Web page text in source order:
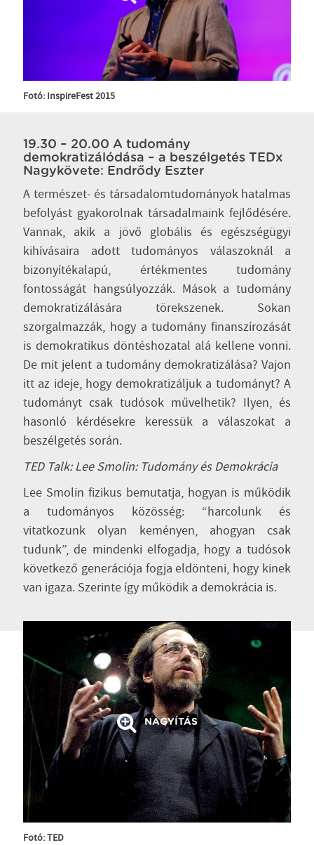
Fotó: InspireFest 2015
19.30 – 20.00 A tudomány
demokratizálódása – a beszélgetés TEDx
Nagykövete: Endrődy Eszter
A természet- és társadalomtudományok hatalmas
befolyást gyakorolnak társadalmaink fejlődésére.
Vannak, akik a jövő globális és egészségügyi
kihívásaira adott tudományos válaszoknál a
bizonyítékalapú, értékmentes tudomány
fontosságát hangsúlyozzák. Mások a tudomány
demokratizálására törekszenek. Sokan
szorgalmazzák, hogy a tudomány finanszírozását
is demokratikus döntéshozatal alá kellene vonni.
De mit jelent a tudomány demokratizálása? Vajon
itt az ideje, hogy demokratizáljuk a tudományt? A
tudományt csak tudósok művelhetik? Ilyen, és
hasonló kérdésekre keressük a válaszokat a
beszélgetés során.
TED Talk: Lee Smolin: Tudomány és Demokrácia
Lee Smolin fizikus bemutatja, hogyan is működik
a tudományos közösség: “harcolunk és
vitatkozunk olyan keményen, ahogyan csak
tudunk”, de mindenki elfogadja, hogy a tudósok
következő generációja fogja eldönteni, hogy kinek
van igaza. Szerinte így működik a demokrácia is.
NAGYÍTÁS
Fotó: TED